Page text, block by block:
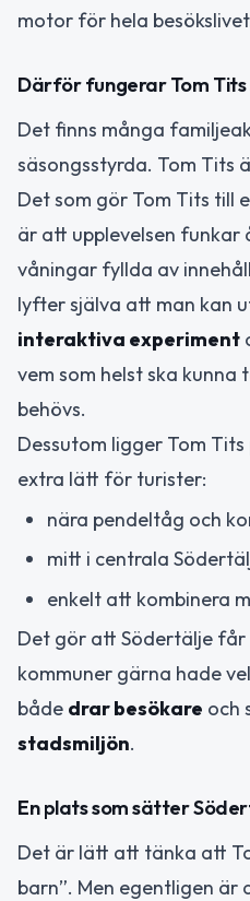
motor för hela
Därför fungerar Tom
Det finns många
säsongsstyrda. Tom Tits
Det som gör Tom Tits till
är att upplevelsen funkar
våningar fyllda av
lyfter själva att man kan
interaktiva experiment
vem som helst ska
behövs.
Dessutom ligger Tom
extra lätt för turister:
nära pendeltåg och
mitt i centrala
enkelt att kombinera
Det gör att Södertälje
kommuner gärna hade
både drar besökare och
stadsmiljön.
En plats som sätter
Det är lätt att tänka att
barn”. Men egentligen är